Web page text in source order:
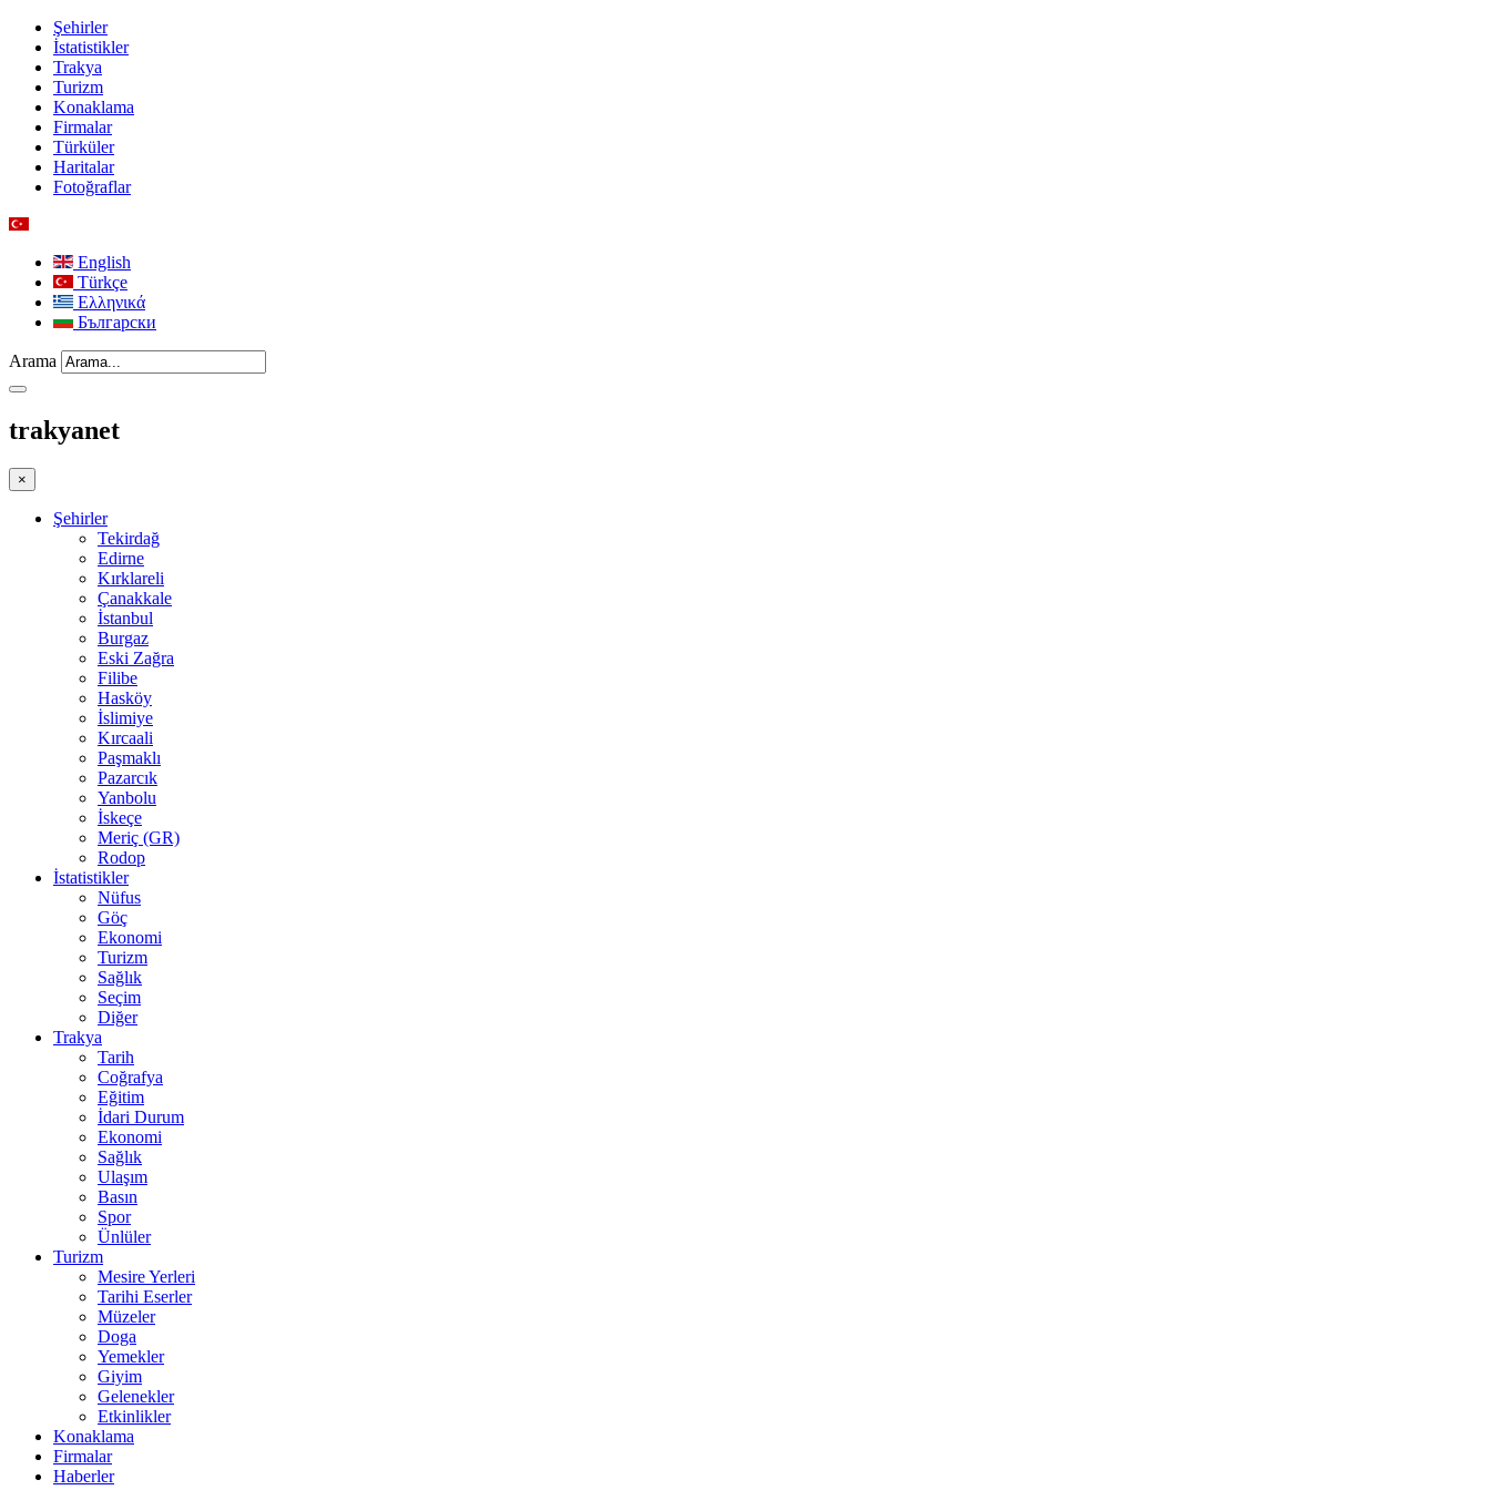
Şehirler
İstatistikler
Trakya
Turizm
Konaklama
Firmalar
Türküler
Haritalar
Fotoğraflar
English
Türkçe
Ελληνικά
Български
Arama
trakyanet
×
Şehirler
Tekirdağ
Edirne
Kırklareli
Çanakkale
İstanbul
Burgaz
Eski Zağra
Filibe
Hasköy
İslimiye
Kırcaali
Paşmaklı
Pazarcık
Yanbolu
İskeçe
Meriç (GR)
Rodop
İstatistikler
Nüfus
Göç
Ekonomi
Turizm
Sağlık
Seçim
Diğer
Trakya
Tarih
Coğrafya
Eğitim
İdari Durum
Ekonomi
Sağlık
Ulaşım
Basın
Spor
Ünlüler
Turizm
Mesire Yerleri
Tarihi Eserler
Müzeler
Doga
Yemekler
Giyim
Gelenekler
Etkinlikler
Konaklama
Firmalar
Haberler